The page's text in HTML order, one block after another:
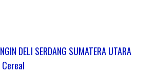
DELI SERDANG SUMATERA UTARA